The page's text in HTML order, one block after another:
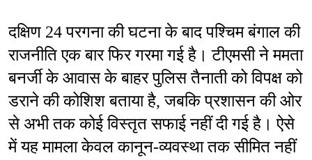
दक्षिण 24 परगना की घटना के बाद पश्चिम बंगाल की
राजनीति एक बार फिर गरमा गई है। टीएमसी ने ममता
बनर्जी के आवास के बाहर पुलिस तैनाती को विपक्ष को
डराने की कोशिश बताया है, जबकि प्रशासन की ओर
से अभी तक कोई विस्तृत सफाई नहीं दी गई है। ऐसे
में यह मामला केवल कानून-व्यवस्था तक सीमित नहीं